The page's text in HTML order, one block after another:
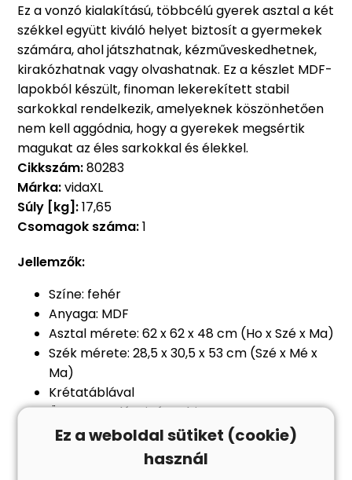
Ez a vonzó kialakítású, többcélú gyerek asztal a két
székkel együtt kiváló helyet biztosít a gyermekek
számára, ahol játszhatnak, kézműveskedhetnek,
kirakózhatnak vagy olvashatnak. Ez a készlet MDF-
lapokból készült, finoman lekerekített stabil
sarkokkal rendelkezik, amelyeknek köszönhetően
nem kell aggódnia, hogy a gyerekek megsértik
magukat az éles sarkokkal és élekkel.
Cikkszám:80283
Márka:vidaXL
Súly [kg]:17,65
Csomagok száma:1
Jellemzők:
Színe: fehér
Anyaga: MDF
Asztal mérete: 62 x 62 x 48 cm (Ho x Szé x Ma)
Szék mérete: 28,5 x 30,5 x 53 cm (Szé x Mé x
Ma)
Krétatáblával
Összeszerelést igényel: igen
Figyelem: Az ülések alatti tárolódobozokat
nem tartalmazza a szállítmány
Ez a weboldal sütiket (cookie)
használ